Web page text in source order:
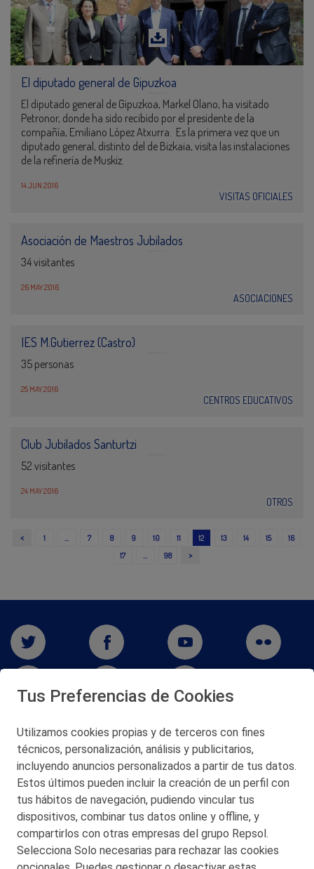
El diputado general de Gipuzkoa
El diputado general de Gipuzkoa, Markel Olano, ha visitado
Petronor, donde ha sido recibido por el presidente de la
compañía, Emiliano López Atxurra. Es la primera vez que un
diputado general, distinto del de Bizkaia, visita las instalaciones
de la refinería de Muskiz.
14 JUN 2016
VISITAS OFICIALES
Asociación de Maestros Jubilados
34 visitantes
26 MAY 2016
ASOCIACIONES
IES M.Gutierrez (Castro)
35 personas
25 MAY 2016
CENTROS EDUCATIVOS
Club Jubilados Santurtzi
52 visitantes
24 MAY 2016
OTROS
< 1 7 8 9 10 11 12 13 14 15
16
17
98 >
San Martín 5-Edificio Muñatones,
48550 Muskiz (Bizkaia)
Telf. 946 357 000
© 2026 Petronor S.A.
Tus Preferencias de Cookies
Utilizamos cookies propias y de terceros con fines
técnicos, personalización, análisis y publicitarios,
incluyendo anuncios personalizados a partir de tus datos.
Estos últimos pueden incluir la creación de un perfil con
tus hábitos de navegación, pudiendo vincular tus
dispositivos, combinar tus datos online y offline, y
compartirlos con otras empresas del grupo Repsol.
Selecciona Solo necesarias para rechazar las cookies